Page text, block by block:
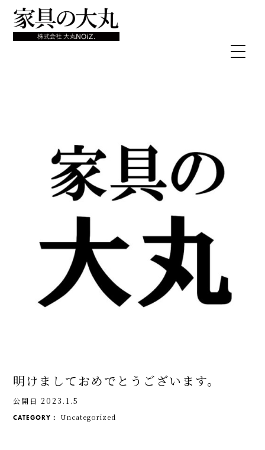
明けましておめでとうございます。
公開日 2023.1.5
CATEGORY： Uncategorized